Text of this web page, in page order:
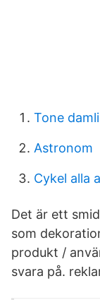
Tone
Astronom
Cykel alla
Det är ett
som
produkt /
svara på.